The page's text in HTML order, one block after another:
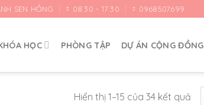
SEN HỒNG 08:30 - 17:30 0968507699
HỌC PHÒNG TẬP DỰ ÁN CỘNG ĐỒNG
Hiển thị 1–15 của 34 kết quả